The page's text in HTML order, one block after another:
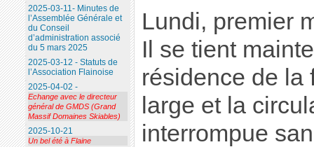
Lundi, premier
Il se tient
résidence de la
large et la
interrompue
2025-03-11- Minutes de
l’Assemblée Générale et
du Conseil
d’administration associé
du 5 mars 2025
2025-03-12 - Statuts de
l’Association Flainoise
2025-04-02 -
Echange avec le directeur
général de GMDS (Grand
Massif Domaines Skiables)
2025-10-21
Un bel été à Flaine